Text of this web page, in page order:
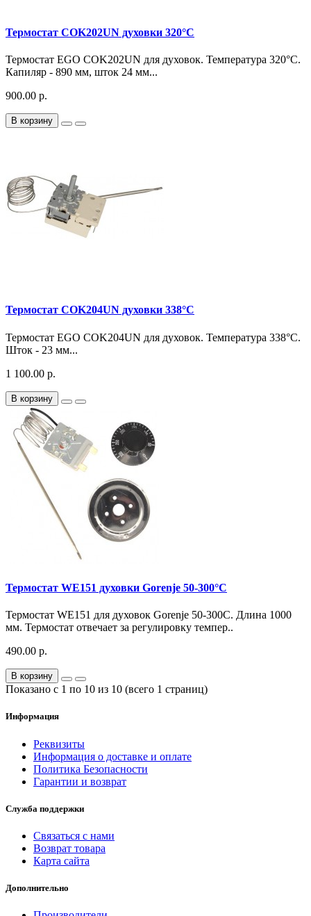
Термостат COK202UN духовки 320°C
Термостат EGO COK202UN для духовок. Температура 320°C.
Капиляр - 890 мм, шток 24 мм...
900.00 р.
В корзину
Термостат COK204UN духовки 338°C
Термостат EGO COK204UN для духовок. Температура 338°C.
Шток - 23 мм...
1 100.00 р.
В корзину
Термостат WE151 духовки Gorenje 50-300°C
Термостат WE151 для духовок Gorenje 50-300C. Длина 1000
мм. Термостат отвечает за регулировку темпер..
490.00 р.
В корзину
Показано с 1 по 10 из 10 (всего 1 страниц)
Информация
Реквизиты
Информация о доставке и оплате
Политика Безопасности
Гарантии и возврат
Служба поддержки
Связаться с нами
Возврат товара
Карта сайта
Дополнительно